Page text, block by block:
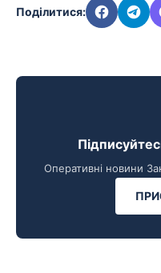
Поділитися:
Оперативні новини